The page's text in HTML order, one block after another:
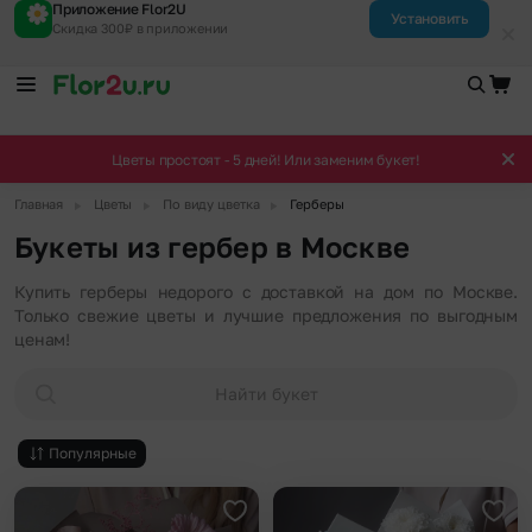
Приложение Flor2U
Скидка 300₽ в приложении
Установить
Цветы простоят - 5 дней! Или заменим букет!
Главная Цветы По виду цветка Герберы
Букеты из гербер в Москве
Купить герберы недорого с доставкой на дом по Москве.
Только свежие цветы и лучшие предложения по выгодным
ценам!
Найти букет
Популярные